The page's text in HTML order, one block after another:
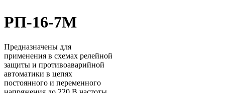
РП-16-7М
Предназначены для
применения в схемах релейной
защиты и противоаварийной
автоматики в цепях
постоянного и переменного